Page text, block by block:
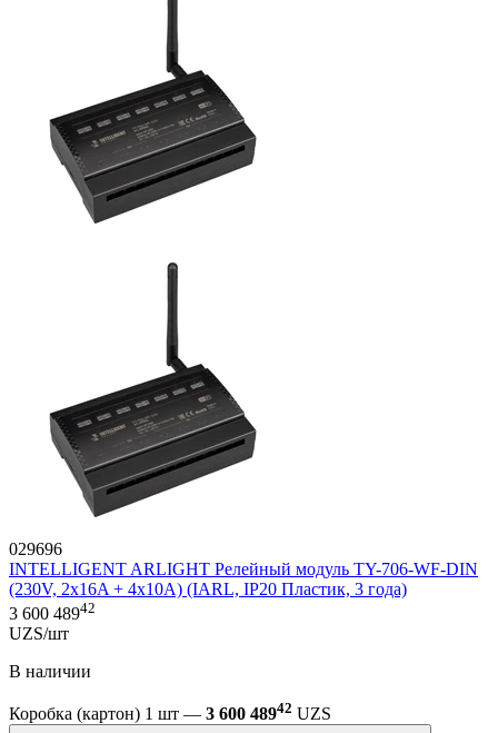
029696
INTELLIGENT ARLIGHT Релейный модуль TY-706-WF-DIN
(230V, 2х16A + 4х10А) (IARL, IP20 Пластик, 3 года)
3 600 48942
UZS/шт
В наличии
Коробка (картон) 1 шт — 3 600 48942 UZS